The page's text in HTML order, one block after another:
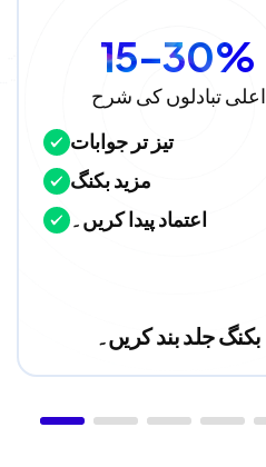
15–30%
اعلی تبادلوں کی شرح
تیز تر جوابات
مزید بکنگ
اعتماد پیدا کریں۔
بکنگ جلد بند کریں۔